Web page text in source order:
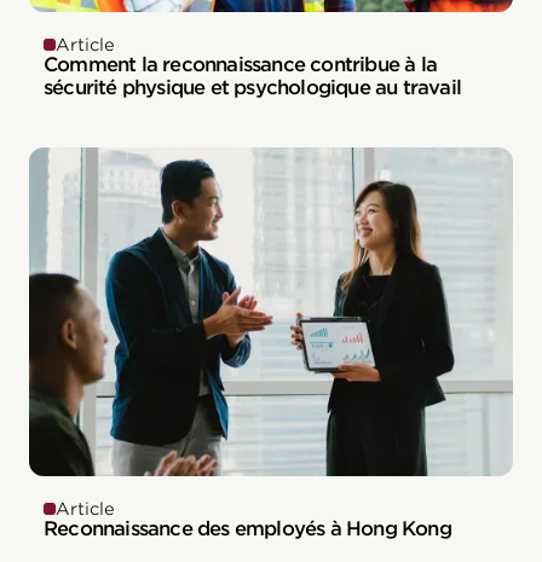
Article
Comment la reconnaissance contribue à la
sécurité physique et psychologique au travail
Article
Reconnaissance des employés à Hong Kong